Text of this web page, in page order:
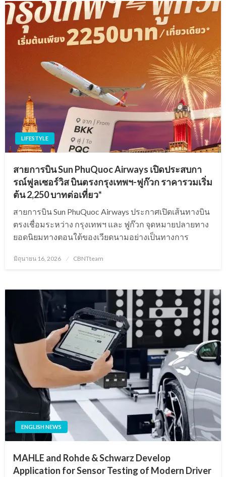
LIFESTYLE
สายการบิน Sun PhuQuoc Airways เปิดประสบกา
รณ์ฟูลเซอร์วิส บินตรงกรุงเทพฯ-ฟูก๊วก ราคารวมเริ่ม
ต้น 2,250 บาทต่อเที่ยว*
สายการบิน Sun PhuQuoc Airways ประกาศเปิดเส้นทางบิน
ตรงเชื่อมระหว่าง กรุงเทพฯ และ ฟูก๊วก จุดหมายปลายทาง
ยอดนิยมทางตอนใต้ของเวียดนามอย่างเป็นทางการ
Posted
on
มิถุนายน 16, 2026 CBNTteam
ENGLISH NEWS
MAHLE and Rohde & Schwarz Develop
Application for Sensor Testing of Modern Driver